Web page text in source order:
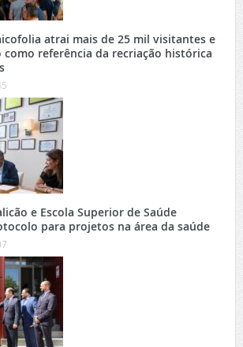
atrai mais de 25 mil visitantes e
referência da recriação histórica
e Escola Superior de Saúde
para projetos na área da saúde